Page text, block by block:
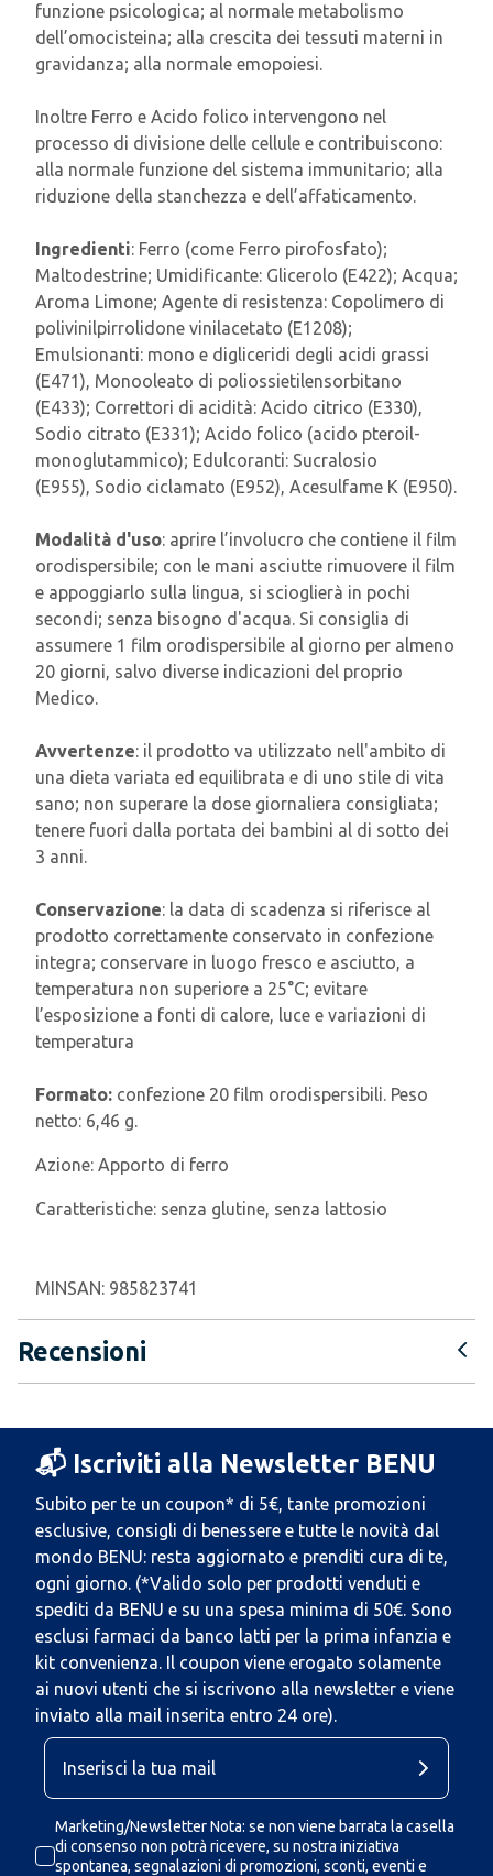
funzione psicologica; al normale metabolismo
dell’omocisteina; alla crescita dei tessuti materni in
gravidanza; alla normale emopoiesi.
Inoltre Ferro e Acido folico intervengono nel
processo di divisione delle cellule e contribuiscono:
alla normale funzione del sistema immunitario; alla
riduzione della stanchezza e dell’affaticamento.
Ingredienti: Ferro (come Ferro pirofosfato);
Maltodestrine; Umidificante: Glicerolo (E422); Acqua;
Aroma Limone; Agente di resistenza: Copolimero di
polivinilpirrolidone vinilacetato (E1208);
Emulsionanti: mono e digliceridi degli acidi grassi
(E471), Monooleato di poliossietilensorbitano
(E433); Correttori di acidità: Acido citrico (E330),
Sodio citrato (E331); Acido folico (acido pteroil-
monoglutammico); Edulcoranti: Sucralosio
(E955), Sodio ciclamato (E952), Acesulfame K (E950).
Modalità d'uso: aprire l’involucro che contiene il film
orodispersibile; con le mani asciutte rimuovere il film
e appoggiarlo sulla lingua, si scioglierà in pochi
secondi; senza bisogno d'acqua. Si consiglia di
assumere 1 film orodispersibile al giorno per almeno
20 giorni, salvo diverse indicazioni del proprio
Medico.
Avvertenze: il prodotto va utilizzato nell'ambito di
una dieta variata ed equilibrata e di uno stile di vita
sano; non superare la dose giornaliera consigliata;
tenere fuori dalla portata dei bambini al di sotto dei
3 anni.
Conservazione: la data di scadenza si riferisce al
prodotto correttamente conservato in confezione
integra; conservare in luogo fresco e asciutto, a
temperatura non superiore a 25°C; evitare
l’esposizione a fonti di calore, luce e variazioni di
temperatura
Formato: confezione 20 film orodispersibili. Peso
netto: 6,46 g.
Azione: Apporto di ferro
Caratteristiche: senza glutine, senza lattosio
MINSAN: 985823741
Recensioni
📬 Iscriviti alla Newsletter BENU
Subito per te un coupon* di 5€, tante promozioni
esclusive, consigli di benessere e tutte le novità dal
mondo BENU: resta aggiornato e prenditi cura di te,
ogni giorno. (*Valido solo per prodotti venduti e
spediti da BENU e su una spesa minima di 50€. Sono
esclusi farmaci da banco latti per la prima infanzia e
kit convenienza. Il coupon viene erogato solamente
ai nuovi utenti che si iscrivono alla newsletter e viene
inviato alla mail inserita entro 24 ore).
Marketing/Newsletter Nota: se non viene barrata la casella
di consenso non potrà ricevere, su nostra iniziativa
spontanea, segnalazioni di promozioni, sconti, eventi e